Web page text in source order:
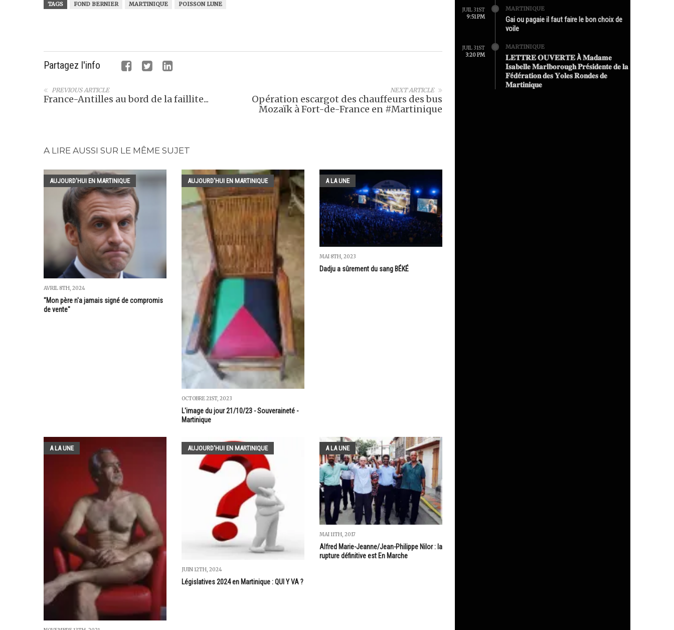
TAGS FOND BERNIER MARTINIQUE POISSON LUNE
Partagez l'info
NEXT ARTICLE
Opération escargot des chauffeurs des bus
Mozaïk à Fort-de-France en #Martinique
PREVIOUS ARTICLE
France-Antilles au bord de la faillite...
A LIRE AUSSI SUR LE MÊME SUJET
AUJOURD'HUI EN MARTINIQUE
AVRIL 8TH, 2024
"Mon père n'a jamais signé de compromis
de vente"
AUJOURD'HUI EN MARTINIQUE
OCTOBRE 21ST, 2023
L'image du jour 21/10/23 - Souveraineté -
Martinique
A LA UNE
MAI 8TH, 2023
Dadju a sûrement du sang BÉKÉ
A LA UNE AUJOURD'HUI EN MARTINIQUE
JUIN 12TH, 2024
Législatives 2024 en Martinique : QUI Y VA ?
A LA UNE
MAI 11TH, 2017
Alfred Marie-Jeanne/Jean-Philippe Nilor : la
rupture définitive est En Marche
JUIL 31ST
9:51 PM
MARTINIQUE
Gai ou pagaie il faut faire le bon choix de
voile
JUIL 31ST
3:20 PM
MARTINIQUE
𝐋𝐄𝐓𝐓𝐑𝐄 𝐎𝐔𝐕𝐄𝐑𝐓𝐄 À 𝐌𝐚𝐝𝐚𝐦𝐞
𝐈𝐬𝐚𝐛𝐞𝐥𝐥𝐞 𝐌𝐚𝐫𝐥𝐛𝐨𝐫𝐨𝐮𝐠𝐡 𝐏𝐫é𝐬𝐢𝐝𝐞𝐧𝐭𝐞 𝐝𝐞 𝐥𝐚
𝐅é𝐝é𝐫𝐚𝐭𝐢𝐨𝐧 𝐝𝐞𝐬 𝐘𝐨𝐥𝐞𝐬 𝐑𝐨𝐧𝐝𝐞𝐬 𝐝𝐞
𝐌𝐚𝐫𝐭𝐢𝐧𝐢𝐪𝐮𝐞